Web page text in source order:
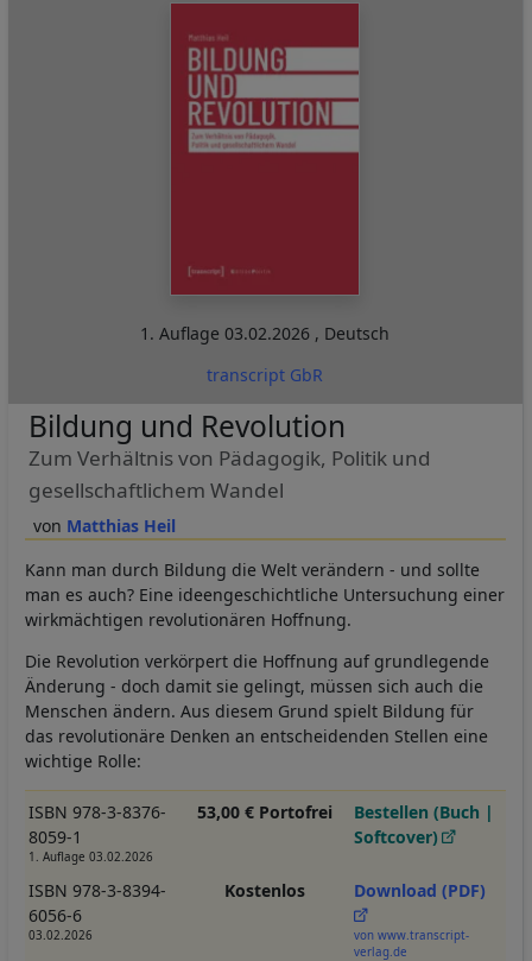
1. Auflage03.02.2026 , Deutsch
transcript GbR
Matthias Heil
Bildung und Revolution
Zum Verhältnis von Pädagogik, Politik und
gesellschaftlichem Wandel
Kann man durch Bildung die Welt verändern - und sollte
man es auch? Eine ideengeschichtliche Untersuchung einer
wirkmächtigen revolutionären Hoffnung.
Die Revolution verkörpert die Hoffnung auf grundlegende
Änderung - doch damit sie gelingt, müssen sich auch die
Menschen ändern. Aus diesem Grund spielt Bildung für
das revolutionäre Denken an entscheidenden Stellen eine
wichtige Rolle:
ISBN 978-3-8376-
8059-1
1. Auflage 03.02.2026
53,00 € Portofrei
Bestellen (Buch |
Softcover)
ISBN 978-3-8394-
6056-6
03.02.2026
Kostenlos Download (PDF)
von www.transcript-
verlag.de